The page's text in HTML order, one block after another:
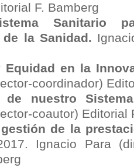
F. Bamberg
Sanitario
la Sanidad.
en la
coordinador)
de nuestro
coautor) Editorial
de la
Ignacio Para